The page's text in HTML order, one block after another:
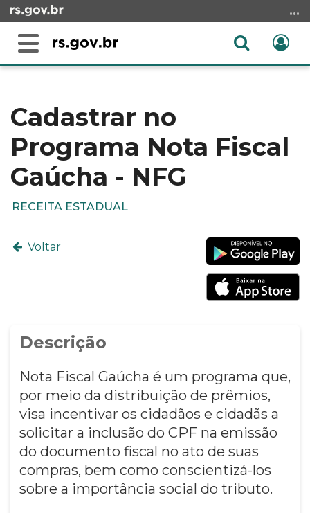
para
conteúdo
menu
para
busca
Alterna
Abrir
conteúdo
Cadastrar no
Programa Nota Fiscal
Gaúcha - NFG
RECEITA ESTADUAL
Voltar
Descrição
Nota Fiscal Gaúcha é um programa que,
por meio da distribuição de prêmios,
visa incentivar os cidadãos e cidadãs a
solicitar a inclusão do CPF na emissão
do documento fiscal no ato de suas
compras, bem como conscientizá-los
sobre a importância social do tributo.